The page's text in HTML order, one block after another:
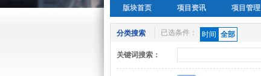
版块首页 项目资讯 项目管理
分类搜索 已选条件： 时间 全部
关键词搜索：